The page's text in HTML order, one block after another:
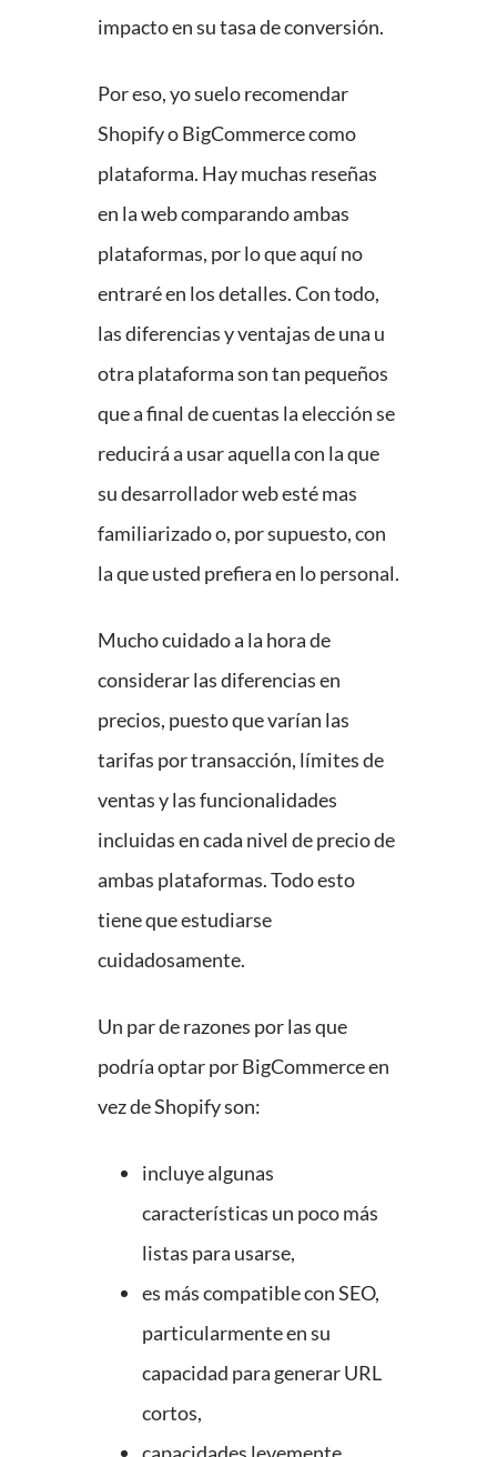
impacto en su tasa de conversión.
Por eso, yo suelo recomendar
Shopify o BigCommerce como
plataforma. Hay muchas reseñas
en la web comparando ambas
plataformas, por lo que aquí no
entraré en los detalles. Con todo,
las diferencias y ventajas de una u
otra plataforma son tan pequeños
que a final de cuentas la elección se
reducirá a usar aquella con la que
su desarrollador web esté mas
familiarizado o, por supuesto, con
la que usted prefiera en lo personal.
Mucho cuidado a la hora de
considerar las diferencias en
precios, puesto que varían las
tarifas por transacción, límites de
ventas y las funcionalidades
incluidas en cada nivel de precio de
ambas plataformas. Todo esto
tiene que estudiarse
cuidadosamente.
Un par de razones por las que
podría optar por BigCommerce en
vez de Shopify son:
incluye algunas
características un poco más
listas para usarse,
es más compatible con SEO,
particularmente en su
capacidad para generar URL
cortos,